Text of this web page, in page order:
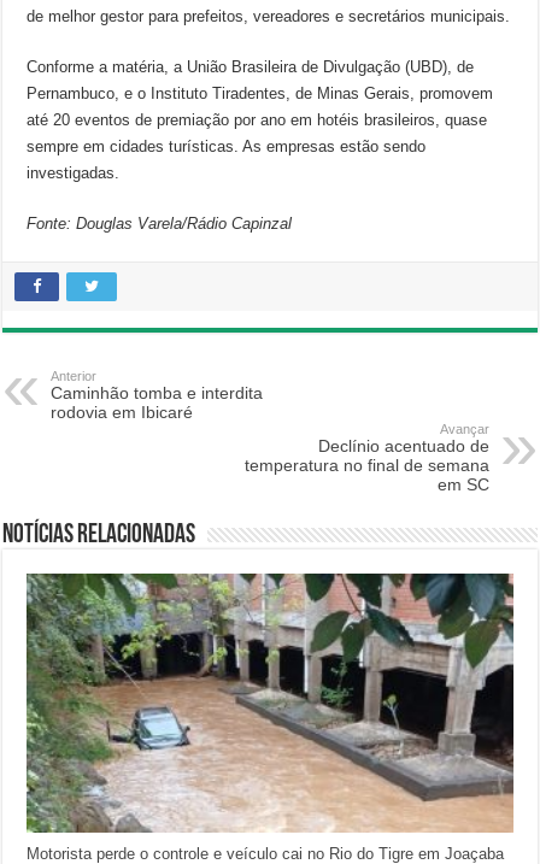
de melhor gestor para prefeitos, vereadores e secretários municipais.
Conforme a matéria, a União Brasileira de Divulgação (UBD), de
Pernambuco, e o Instituto Tiradentes, de Minas Gerais, promovem
até 20 eventos de premiação por ano em hotéis brasileiros, quase
sempre em cidades turísticas. As empresas estão sendo
investigadas.
Fonte: Douglas Varela/Rádio Capinzal
Anterior
Caminhão tomba e interdita
rodovia em Ibicaré
Avançar
Declínio acentuado de
temperatura no final de semana
em SC
Notícias relacionadas
Motorista perde o controle e veículo cai no Rio do Tigre em Joaçaba